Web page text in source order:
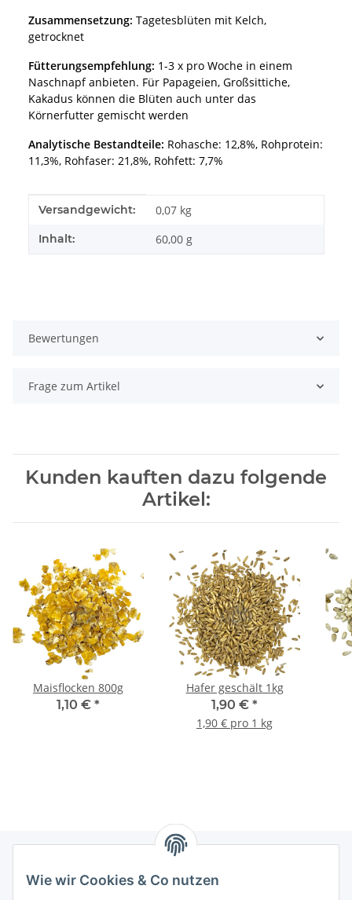
Wie wir Cookies & Co nutzen
Zusammensetzung: Tagetesblüten mit Kelch,
getrocknet
Fütterungsempfehlung: 1-3 x pro Woche in einem
Naschnapf anbieten. Für Papageien, Großsittiche,
Kakadus können die Blüten auch unter das
Körnerfutter gemischt werden
Analytische Bestandteile: Rohasche: 12,8%, Rohprotein:
11,3%, Rohfaser: 21,8%, Rohfett: 7,7%
Produkteigenschaft
Wert
Versandgewicht: 0,07 kg
Inhalt: 60,00 g
Bewertungen
Frage zum Artikel
Kunden kauften dazu folgende
Artikel:
Maisflocken 800g
1,10 € *
Hafer geschält 1kg
1,90 € *
1,90 € pro 1 kg
Informationen